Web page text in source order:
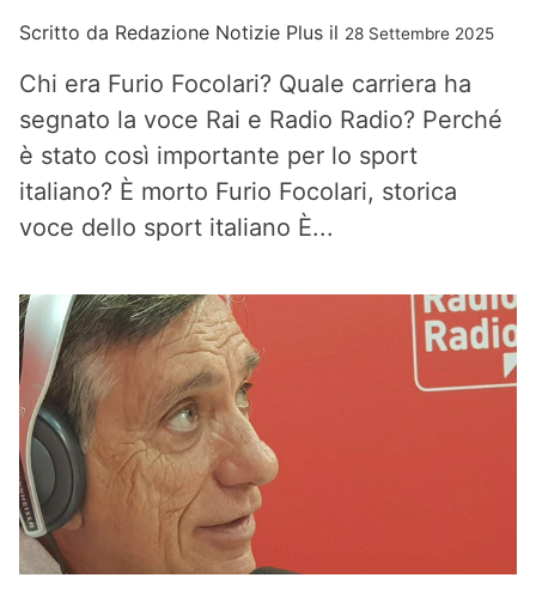
Scritto da Redazione Notizie Plus il 28 Settembre 2025
Chi era Furio Focolari? Quale carriera ha
segnato la voce Rai e Radio Radio? Perché
è stato così importante per lo sport
italiano? È morto Furio Focolari, storica
voce dello sport italiano È...